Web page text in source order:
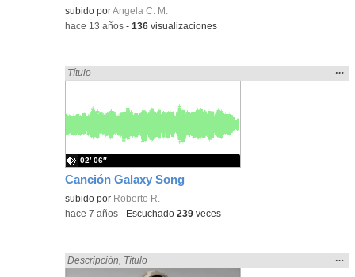
subido porAngela C. M.
-hace 13 años -136 visualizaciones
Canción Galaxy Song
Encontrado «song» en:
Título
la
…
subido por Roberto R.
02′ 06″
-hace 7 años - Escuchado239 veces
Encontrado «song» en:
Descripción Título
la
…